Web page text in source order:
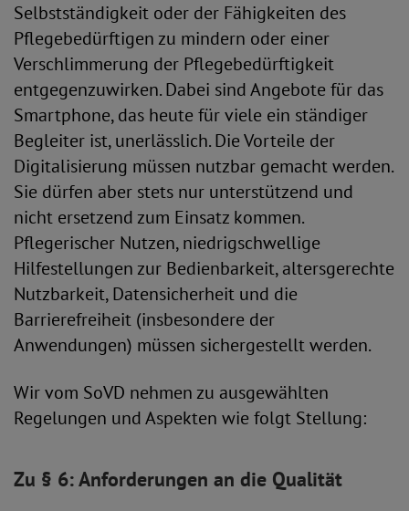
Selbstständigkeit oder der Fähigkeiten des
Pflegebedürftigen zu mindern oder einer
Verschlimmerung der Pflegebedürftigkeit
entgegenzuwirken. Dabei sind Angebote für das
Smartphone, das heute für viele ein ständiger
Begleiter ist, unerlässlich. Die Vorteile der
Digitalisierung müssen nutzbar gemacht werden.
Sie dürfen aber stets nur unterstützend und
nicht ersetzend zum Einsatz kommen.
Pflegerischer Nutzen, niedrigschwellige
Hilfestellungen zur Bedienbarkeit, altersgerechte
Nutzbarkeit, Datensicherheit und die
Barrierefreiheit (insbesondere der
Anwendungen) müssen sichergestellt werden.
Wir vom SoVD nehmen zu ausgewählten
Regelungen und Aspekten wie folgt Stellung:
Zu § 6: Anforderungen an die Qualität